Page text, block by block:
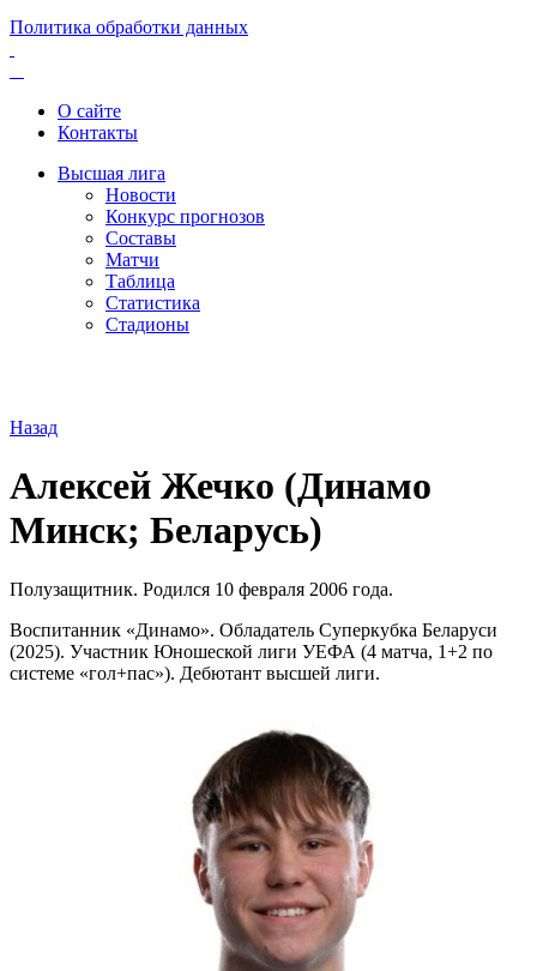
Политика обработки данных
О сайте
Контакты
Высшая лига
Новости
Конкурс прогнозов
Составы
Матчи
Таблица
Статистика
Стадионы
Назад
Алексей Жечко (Динамо
Минск; Беларусь)
Полузащитник. Родился 10 февраля 2006 года.
Воспитанник «Динамо». Обладатель Суперкубка Беларуси
(2025). Участник Юношеской лиги УЕФА (4 матча, 1+2 по
системе «гол+пас»). Дебютант высшей лиги.